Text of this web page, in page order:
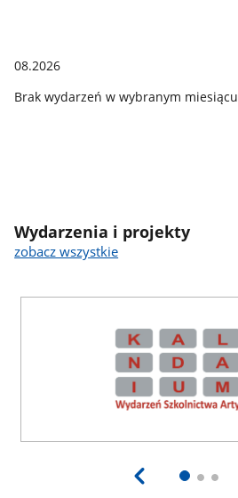
08.2026
Brak wydarzeń w wybranym miesiącu
Wydarzenia i projekty
zobacz wszystkie